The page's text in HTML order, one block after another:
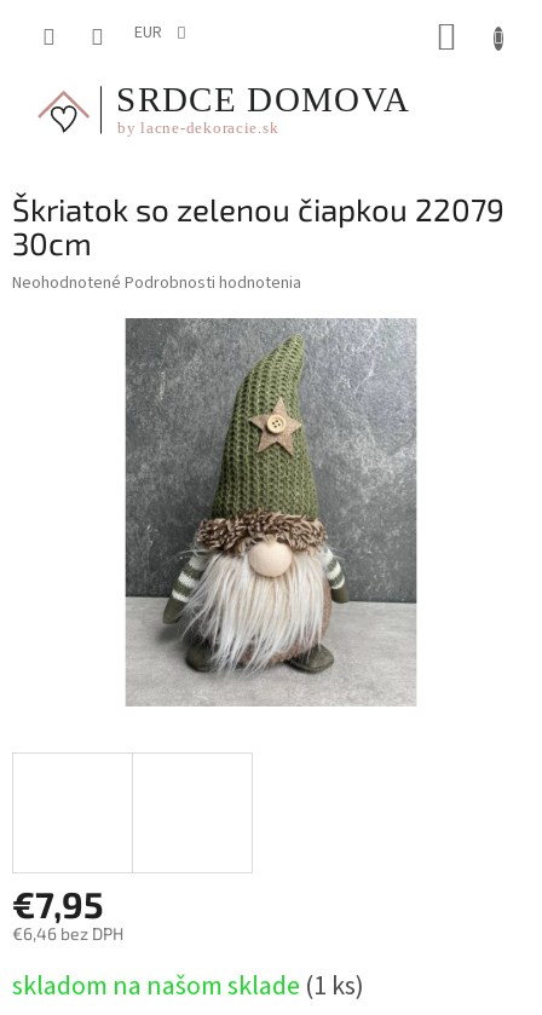
EUR
Škriatok so zelenou čiapkou 22079
30cm
Priemerné
Neohodnotené Podrobnosti hodnotenia
€7,95
€6,46 bez DPH
cena:
skladom na našom sklade (1 ks)